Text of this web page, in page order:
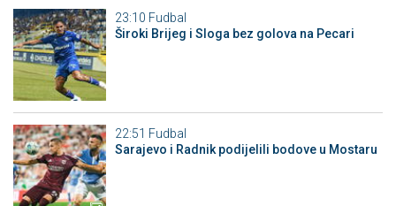
23:10 Fudbal
Široki Brijeg i Sloga bez golova na Pecari
22:51 Fudbal
Sarajevo i Radnik podijelili bodove u Mostaru